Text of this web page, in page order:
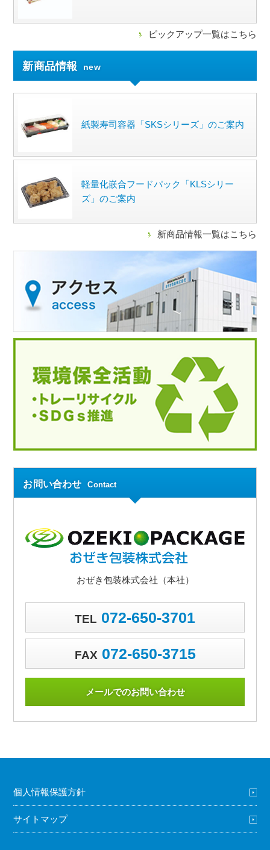
ピックアップ一覧はこちら
新商品情報 new
紙製寿司容器「SKSシリーズ」のご案内
軽量化嵌合フードパック「KLSシリー
ズ」のご案内
新商品情報一覧はこちら
お問い合わせ Contact
おぜき包装株式会社（本社）
TEL 072-650-3701
FAX 072-650-3715
メールでのお問い合わせ
個人情報保護方針
サイトマップ